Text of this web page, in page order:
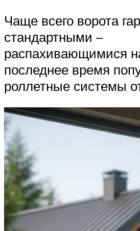
Чаще всего ворота
стандартными –
распахивающимися
последнее время
роллетные системы